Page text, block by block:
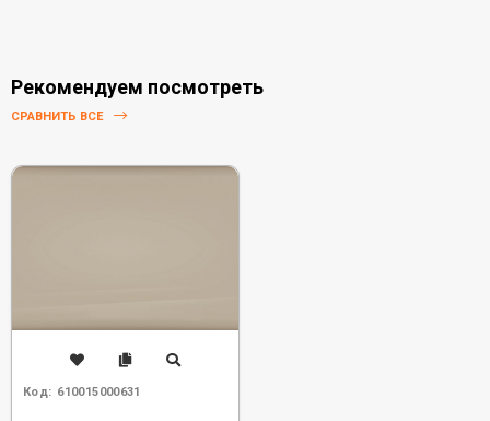
Рекомендуем посмотреть
СРАВНИТЬ ВСЕ
Код: 610015000631